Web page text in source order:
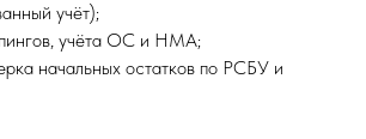
учёт);
учёта ОС и НМА;
начальных остатков по РСБУ и